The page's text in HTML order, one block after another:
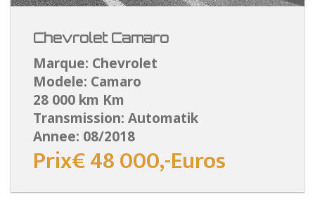
Chevrolet Camaro
Marque: Chevrolet
Modele: Camaro
28 000 km Km
Transmission: Automatik
Annee: 08/2018
Prix€ 48 000,-Euros